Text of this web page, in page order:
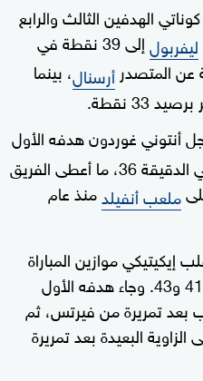
الهدفين الثالث والرابع
ليفربول
إلى 39 نقطة في
أرسنال، بينما
33 نقطة.
أنتوني غوردون هدفه الأول
في الدوري منذ أكثر من عام، في الدقيقة 36، ما أعطى الفريق
ملعب أنفيلدمنذ عام
إيكيتيكي موازين المباراة
بتسجيل هدفين في الدقيقتين 41 و43. وجاء هدفه الأول
بعد تمريرة من فيرتس، ثم
البعيدة بعد تمريرة